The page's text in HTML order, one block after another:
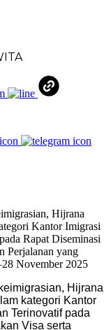
Hijrana
kategori Kantor
Terinovatif pada
Visa serta